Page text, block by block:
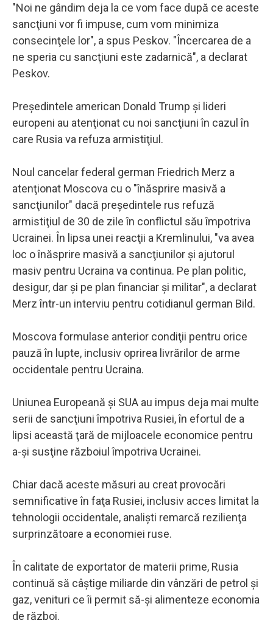
"Noi ne gândim deja la ce vom face după ce aceste
sancţiuni vor fi impuse, cum vom minimiza
consecinţele lor", a spus Peskov. "Încercarea de a
ne speria cu sancţiuni este zadarnică", a declarat
Peskov.
Preşedintele american Donald Trump şi lideri
europeni au atenţionat cu noi sancţiuni în cazul în
care Rusia va refuza armistiţiul.
Noul cancelar federal german Friedrich Merz a
atenţionat Moscova cu o "înăsprire masivă a
sancţiunilor" dacă preşedintele rus refuză
armistiţiul de 30 de zile în conflictul său împotriva
Ucrainei. În lipsa unei reacţii a Kremlinului, "va avea
loc o înăsprire masivă a sancţiunilor şi ajutorul
masiv pentru Ucraina va continua. Pe plan politic,
desigur, dar şi pe plan financiar şi militar", a declarat
Merz într-un interviu pentru cotidianul german Bild.
Moscova formulase anterior condiţii pentru orice
pauză în lupte, inclusiv oprirea livrărilor de arme
occidentale pentru Ucraina.
Uniunea Europeană şi SUA au impus deja mai multe
serii de sancţiuni împotriva Rusiei, în efortul de a
lipsi această ţară de mijloacele economice pentru
a-şi susţine războiul împotriva Ucrainei.
Chiar dacă aceste măsuri au creat provocări
semnificative în faţa Rusiei, inclusiv acces limitat la
tehnologii occidentale, analişti remarcă rezilienţa
surprinzătoare a economiei ruse.
În calitate de exportator de materii prime, Rusia
continuă să câştige miliarde din vânzări de petrol şi
gaz, venituri ce îi permit să-şi alimenteze economia
de război.